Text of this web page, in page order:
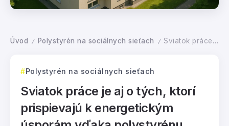
Úvod / Polystyrén na sociálnych sieťach / Sviatok práce je aj o tých, ktorí prispievajú k energetickým úsporám vďaka polystyrénu
Polystyrén na sociálnych sieťach
Sviatok práce je aj o tých, ktorí
prispievajú k energetickým